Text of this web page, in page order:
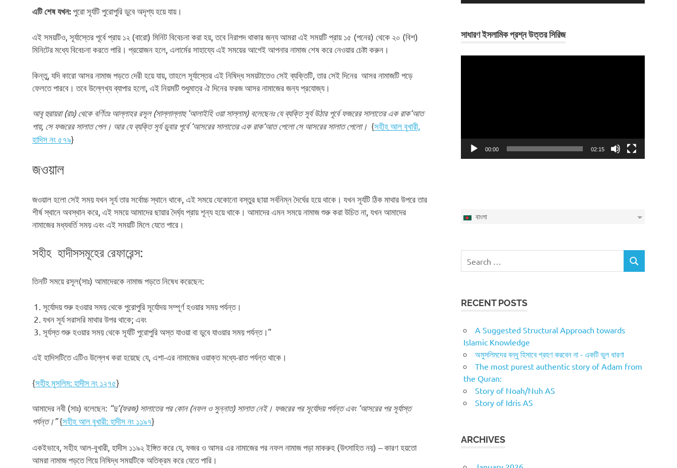
এটি শেষ যখন:পুরো সূর্যটি পুরোপুরি ডুবে অদৃশ্য হয়ে যায়।
এই সময়টিও, সূর্যাস্তের পূর্বে প্রায় ১২ (বারো) মিনিট বিবেচনা করা হয়, তবে নিরাপদ থাকার জন্য আমরা এই সময়টি প্রায় ১৫ (পনের) থেকে ২০ (বিশ)
মিনিটের মধ্যে বিবেচনা করতে পারি। প্রয়োজন হলে, এলার্মের সাহায্যে এই সময়ের আগেই আপনার নামাজ শেষ করে নেওয়ার চেষ্টা করুন।
কিন্তু, যদি কারো আসর নামাজ পড়তে দেরী হয়ে যায়, তাহলে সূর্যাস্তের এই নিষিদ্ধ সময়টাতেও সেই ব্যক্তিটি, তার সেই দিনের আসর নামাজটি পড়ে
ফেলতে পারবে। তবে উল্লেখ্য ব্যাপার হলো, এই নিয়মটি শুধুমাত্র ঐ দিনের ফরজ আসর নামাজের জন্য প্রযোজ্য।
আবূ হুরায়রা (রাঃ) থেকে বর্ণিতঃ আল্লাহর রসূল (সাল্লাল্লাহু ‘আলাইহি ওয়া সাল্লাম) বলেছেনঃ যে ব্যক্তি সূর্য উঠার পূর্বে ফজরের সালাতের এক রাক‘আত
পায়, সে ফজরের সালাত পেল। আর যে ব্যক্তি সূর্য ডুবার পূর্বে ‘আসরের সালাতের এক রাক‘আত পেলো সে আসরের সালাত পেলো। {সহীহ আল বুখারী,
হাদিস নং ৫৭৯}
জওয়াল
জওয়াল হলো সেই সময় যখন সূর্য তার সর্বোচ্চ স্থানে থাকে, এই সময়ে যেকোনো বস্তুর ছায়া সর্বনিম্ন দৈর্ঘের হয়ে থাকে। যখন সূর্যটি ঠিক মাথার উপরে তার
শীর্ষ স্থানে অবস্থান করে, এই সময়ে আমাদের ছায়ার দৈর্ঘ্য প্রায় শূন্য হয়ে থাকে। আমাদের এমন সময়ে নামাজ শুরু করা উচিত না, যখন আমাদের
নামাজের মধ্যবর্তি সময় এবং এই সময়টি মিলে যেতে পারে।
সহীহ হাদীসসমূহের রেফারেন্স:
তিনটি সময়ে রসূল(সাঃ) আমাদেরকে নামাজ পড়তে নিষেধ করেছেন:
সূর্যোদয় শুরু হওয়ার সময় থেকে পুরোপুরি সূর্যোদয় সম্পূর্ণ হওয়ার সময় পর্যন্ত।
যখন সূর্য সরাসরি মাথার উপর থাকে; এবং
সূর্যস্ত শুরু হওয়ার সময় থেকে সূর্যটি পুরোপুরি অস্ত যাওয়া বা ডুবে যাওয়ার সময় পর্যন্ত।”
এই হাদিসটিতে এটিও উল্লেখ করা হয়েছে যে, এশা-এর নামাজের ওয়াক্ত মধ্যে-রাত পর্যন্ত থাকে।
{সহীহ মুসলিম: হাদীস নং ১২৭৫}
আমাদের নবী (সাঃ) বলেছেন: “দু’(ফরজ) সালাতের পর কোন (নফল ও সুন্নাত) সালাত নেই। ফজরের পর সূর্যোদয় পর্যন্ত এবং ‘আসরের পর সূর্যাস্ত
পর্যন্ত।”{সহীহ আল বুখারী: হাদীস নং ১১৯৭}
একইভাবে, সহীহ আল-বুখারী, হাদীস ১১৯২ ইঙ্গিত করে যে, ফজর ও আসর এর নামাজের পর নফল নামাজ পড়া মাকরুহ (উৎসাহিত নয়) – কারণ হয়তো
আমরা নামাজ পড়তে গিয়ে নিষিদ্ধ সময়টিকে অতিক্রম করে যেতে পারি।
সাধারণ ইসলামিক প্রশ্ন উত্তর সিরিজ
00:00 02:15
বাংলা
for:
SEARCH
RECENT POSTS
A Suggested Structural Approach towards
Islamic Knowledge
অমুসলিমদের বন্ধু হিসাবে গ্রহণ করবেন না - একটি ভুল ধারণা
The most purest authentic story of Adam from
the Quran:
Story of Noah/Nuh AS
Story of Idris AS
ARCHIVES